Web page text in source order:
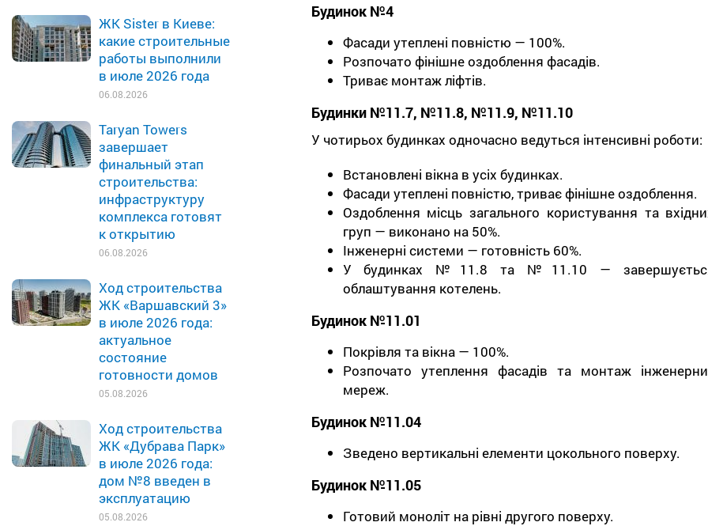
ЖК Sister в Киеве:
какие строительные
работы выполнили
в июле 2026 года
06.08.2026
Taryan Towers
завершает
финальный этап
строительства:
инфраструктуру
комплекса готовят
к открытию
06.08.2026
Ход строительства
ЖК «Варшавский 3»
в июле 2026 года:
актуальное
состояние
готовности домов
05.08.2026
Ход строительства
ЖК «Дубрава Парк»
в июле 2026 года:
дом №8 введен в
эксплуатацию
05.08.2026
Будинок №4
Фасади утеплені повністю — 100%.
Розпочато фінішне оздоблення фасадів.
Триває монтаж ліфтів.
Будинки №11.7, №11.8, №11.9, №11.10
У чотирьох будинках одночасно ведуться інтенсивні роботи:
Встановлені вікна в усіх будинках.
Фасади утеплені повністю, триває фінішне оздоблення.
Оздоблення місць загального користування та
груп — виконано на 50%.
Інженерні системи — готовність 60%.
У будинках №11.8 та №11.10 —
облаштування котелень.
Будинок №11.01
Покрівля та вікна — 100%.
Розпочато утеплення фасадів та монтаж
мереж.
Будинок №11.04
Зведено вертикальні елементи цокольного поверху.
Будинок №11.05
Готовий моноліт на рівні другого поверху.